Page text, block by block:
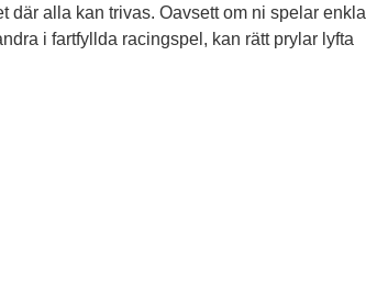
där alla kan trivas. Oavsett om ni spelar enkla
i fartfyllda racingspel, kan rätt prylar lyfta